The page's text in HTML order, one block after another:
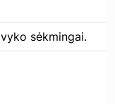
sėkmingai.